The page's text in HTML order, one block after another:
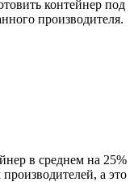
контейнер под
производителя.
в среднем на 25%
а это